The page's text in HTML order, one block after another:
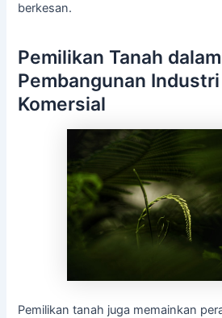
berkesan.
Pemilikan Tanah dalam
Pembangunan
Komersial
Pemilikan tanah juga memainkan